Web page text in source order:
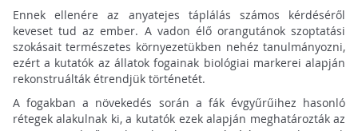
Ennek ellenére az anyatejes táplálás számos kérdéséről
keveset tud az ember. A vadon élő orangutánok szoptatási
szokásait természetes környezetükben nehéz tanulmányozni,
ezért a kutatók az állatok fogainak biológiai markerei alapján
rekonstruálták étrendjük történetét.
A fogakban a növekedés során a fák évgyűrűihez hasonló
rétegek alakulnak ki, a kutatók ezek alapján meghatározták az